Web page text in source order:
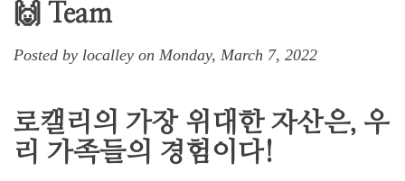
🙌 Team
Posted by localley on Monday, March 7, 2022
로캘리의 가장 위대한 자산은, 우
리 가족들의 경험이다!